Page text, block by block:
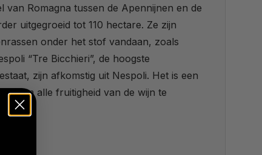
Romagna tussen de Apennijnen en de
uitgegroeid tot 110 hectare. Ze zijn
onder het stof vandaan, zoals
“Tre Bicchieri”, de hoogste
zijn afkomstig uit Nespoli. Het is een
om alle fruitigheid van de wijn te